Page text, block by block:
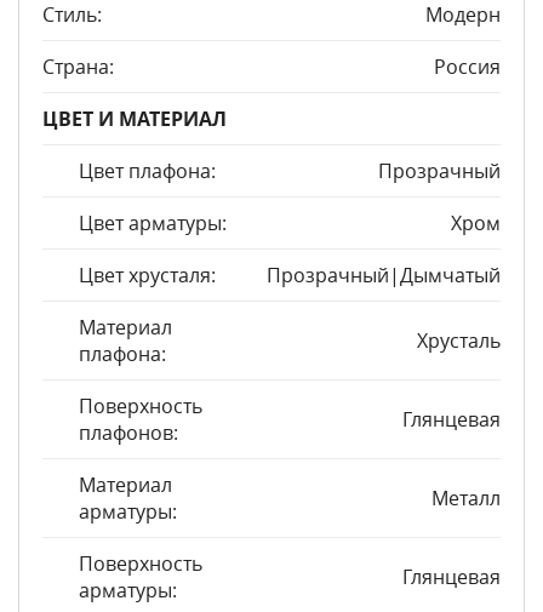
Стиль:
Модерн
Страна:
Россия
ЦВЕТ И МАТЕРИАЛ
Цвет плафона:
Прозрачный
Цвет арматуры:
Хром
Цвет хрусталя:
Прозрачный|Дымчатый
Материал
плафона:
Хрусталь
Поверхность
плафонов:
Глянцевая
Материал
арматуры:
Металл
Поверхность
арматуры:
Глянцевая